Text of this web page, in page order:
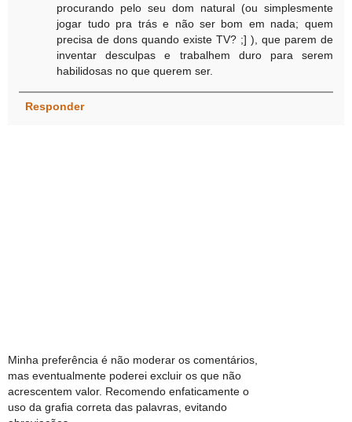
procurando pelo seu dom natural (ou simplesmente
jogar tudo pra trás e não ser bom em nada; quem
precisa de dons quando existe TV? ;] ), que parem de
inventar desculpas e trabalhem duro para serem
habilidosas no que querem ser.
Responder
Minha preferência é não moderar os comentários,
mas eventualmente poderei excluir os que não
acrescentem valor. Recomendo enfaticamente o
uso da grafia correta das palavras, evitando